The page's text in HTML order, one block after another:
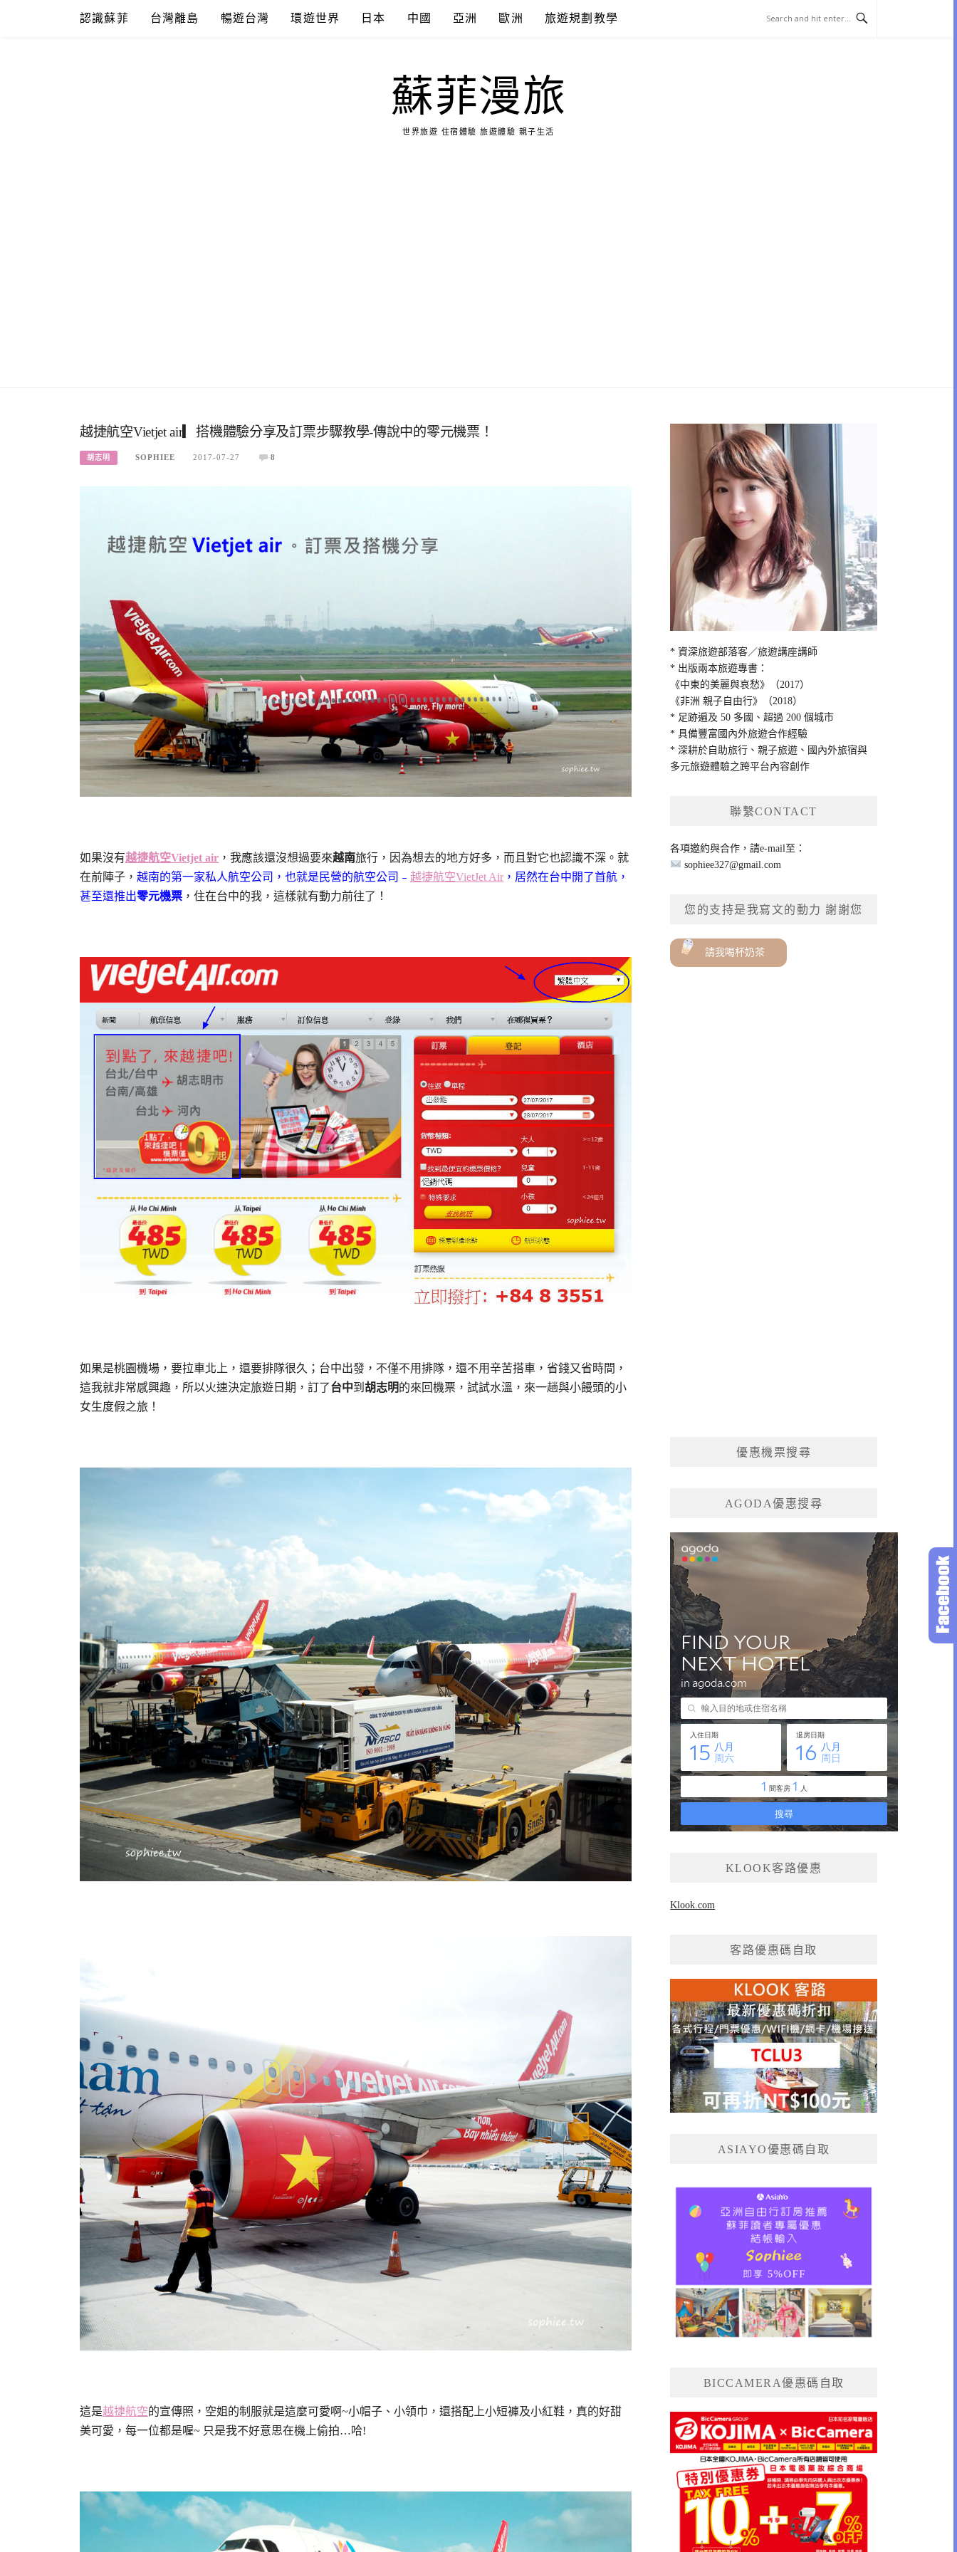
認識蘇菲 台灣離島 暢遊台灣 環遊世界 日本 中國 亞洲 歐洲 旅遊規劃教學
蘇菲漫旅
世界旅遊 住宿體驗 旅遊體驗 親子生活
越捷航空Vietjet air▎搭機體驗分享及訂票步驟教學-傳說中的零元機票！
胡志明 SOPHIEE 2017-07-27 8
如果沒有越捷航空Vietjet air ，我應該還沒想過要來越南旅行，因為想去的地方好多，而且對它也認識不深。就
在前陣子， 越南的第一家私人航空公司，也就是民營的航空公司﹣ 越捷航空VietJet Air ，居然在台中開了首航，
甚至還推出零元機票 ，住在台中的我，這樣就有動力前往了！
如果是桃園機場，要拉車北上，還要排隊很久；台中出發，不僅不用排隊，還不用辛苦搭車，省錢又省時間，
這我就非常感興趣，所以火速決定旅遊日期，訂了台中到 胡志明的來回機票，試試水溫，來一趟與小饅頭的小
女生度假之旅！
這是越捷航空的宣傳照，空姐的制服就是這麼可愛啊~小帽子、小領巾，還搭配上小短褲及小紅鞋，真的好甜
美可愛，每一位都是喔~ 只是我不好意思在機上偷拍…哈!
* 資深旅遊部落客／旅遊講座講師
* 出版兩本旅遊專書：
《中東的美麗與哀愁》（2017）
《非洲 親子自由行》（2018）
* 足跡遍及 50 多國、超過 200 個城市
* 具備豐富國內外旅遊合作經驗
* 深耕於自助旅行、親子旅遊、國內外旅宿與
多元旅遊體驗之跨平台內容創作
聯繫CONTACT
各項邀約與合作，請e-mail至：
sophiee327@gmail.com
您的支持是我寫文的動力 謝謝您
請我喝杯奶茶
優惠機票搜尋
AGODA優惠搜尋
KLOOK客路優惠
Klook.com
客路優惠碼自取
ASIAYO優惠碼自取
BICCAMERA優惠碼自取